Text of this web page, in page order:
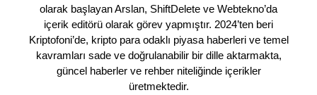
olarak başlayan Arslan, ShiftDelete ve Webtekno’da
içerik editörü olarak görev yapmıştır. 2024’ten beri
Kriptofoni’de, kripto para odaklı piyasa haberleri ve temel
kavramları sade ve doğrulanabilir bir dille aktarmakta,
güncel haberler ve rehber niteliğinde içerikler
üretmektedir.